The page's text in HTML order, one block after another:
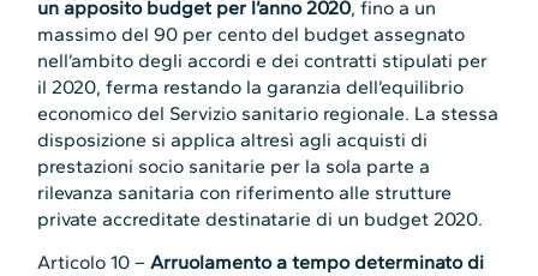
un apposito budget per l’anno 2020, fino a un
massimo del 90 per cento del budget assegnato
nell’ambito degli accordi e dei contratti stipulati per
il 2020, ferma restando la garanzia dell’equilibrio
economico del Servizio sanitario regionale. La stessa
disposizione si applica altresì agli acquisti di
prestazioni socio sanitarie per la sola parte a
rilevanza sanitaria con riferimento alle strutture
private accreditate destinatarie di un budget 2020.
Articolo 10 –Arruolamento a tempo determinato di